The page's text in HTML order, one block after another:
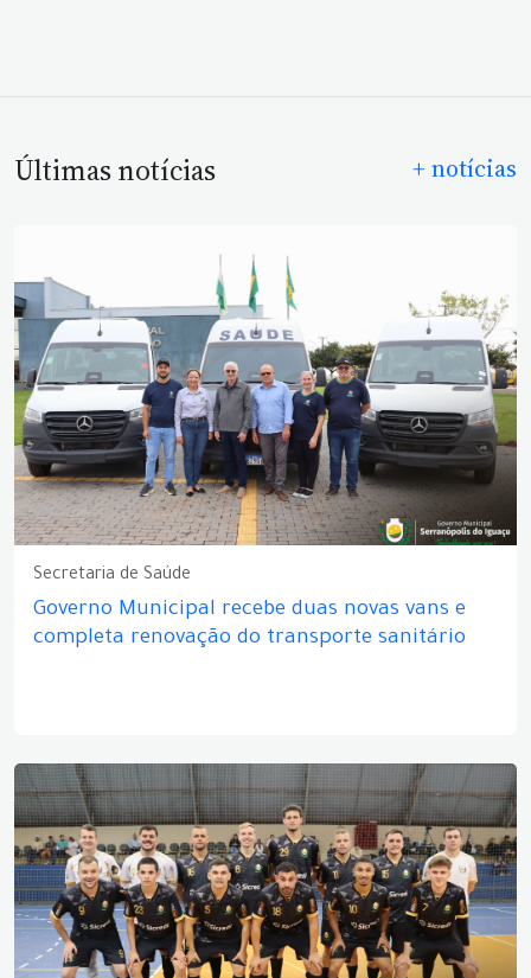
Últimas notícias + notícias
Secretaria de Saúde
Governo Municipal recebe duas novas vans e
completa renovação do transporte sanitário